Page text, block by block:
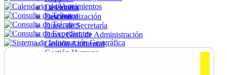
Desarrollo
Descentralización
Direc. de Secretaría
Direc. Gral. de Administración
Gestión Ambiental
Gestión Humana
La Paloma
Lascano